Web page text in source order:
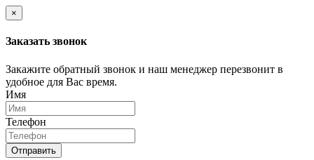
×
Заказать звонок
Закажите обратный звонок и наш менеджер перезвонит в
удобное для Вас время.
Имя
Телефон
Отправить